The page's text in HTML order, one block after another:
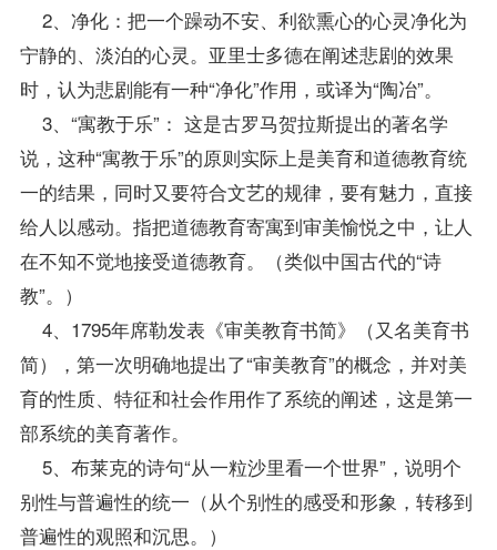
2、净化：把一个躁动不安、利欲熏心的心灵净化为
宁静的、淡泊的心灵。亚里士多德在阐述悲剧的效果
时，认为悲剧能有一种“净化”作用，或译为“陶冶”。
3、“寓教于乐”： 这是古罗马贺拉斯提出的著名学
说，这种“寓教于乐”的原则实际上是美育和道德教育统
一的结果，同时又要符合文艺的规律，要有魅力，直接
给人以感动。指把道德教育寄寓到审美愉悦之中，让人
在不知不觉地接受道德教育。（类似中国古代的“诗
教”。）
4、1795年席勒发表《审美教育书简》（又名美育书
简），第一次明确地提出了“审美教育”的概念，并对美
育的性质、特征和社会作用作了系统的阐述，这是第一
部系统的美育著作。
5、布莱克的诗句“从一粒沙里看一个世界”，说明个
别性与普遍性的统一（从个别性的感受和形象，转移到
普遍性的观照和沉思。）